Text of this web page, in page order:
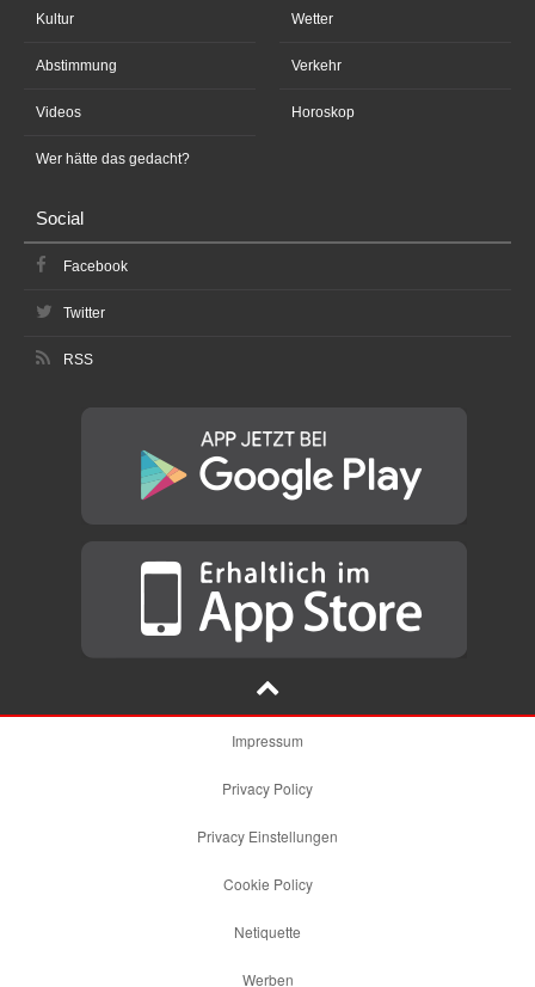
Kultur
Abstimmung
Videos
Wer hätte das gedacht?
Wetter
Verkehr
Horoskop
Social
Facebook
Twitter
RSS
Impressum
Privacy Policy
Privacy Einstellungen
Cookie Policy
Netiquette
Werben